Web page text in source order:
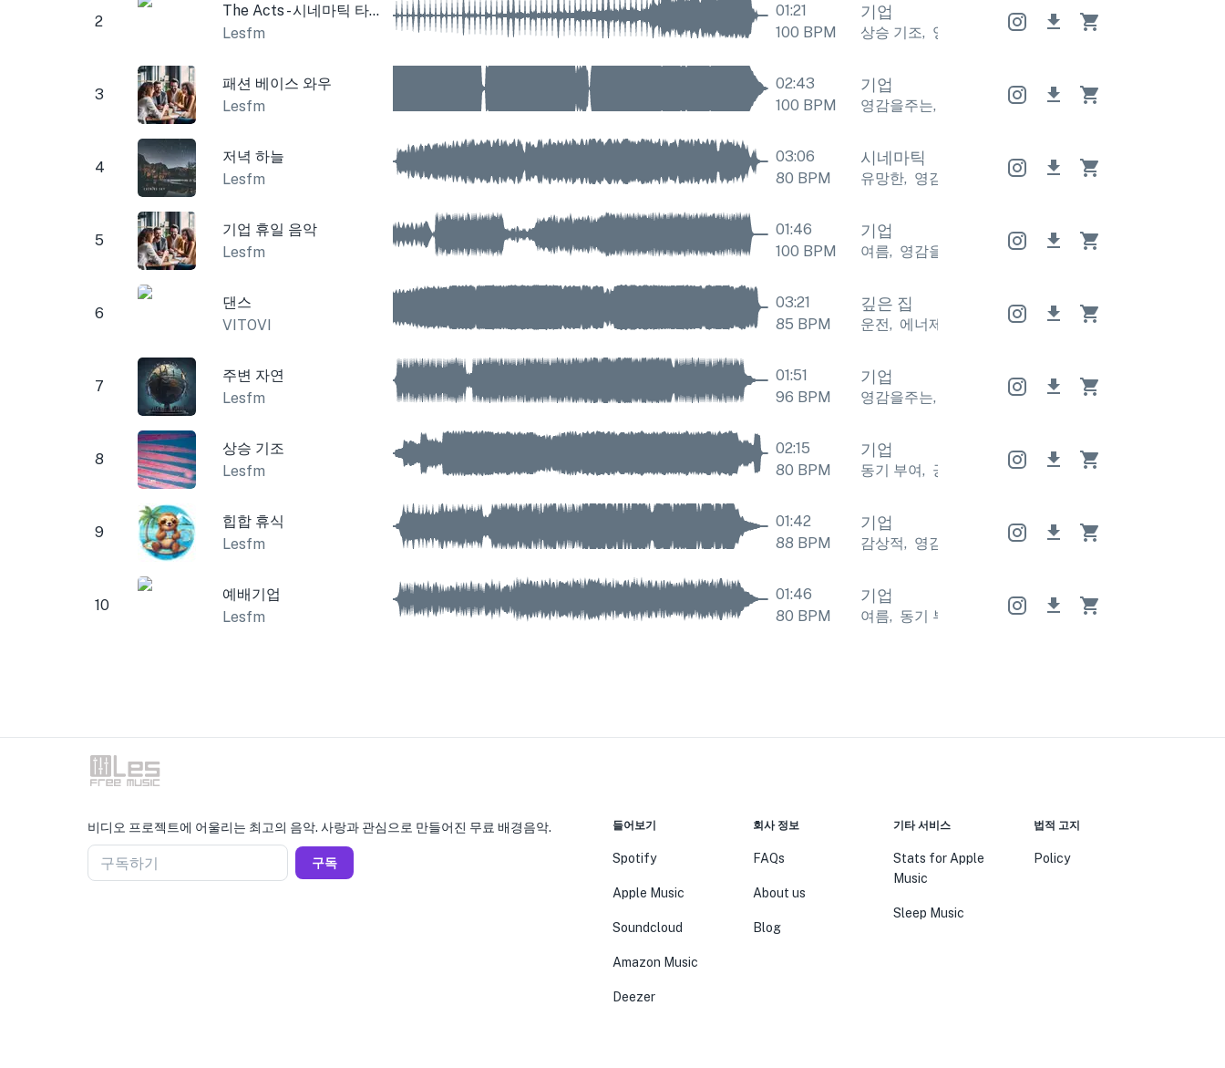
2
The Acts - 시네마틱 타임 패드
Lesfm
01:21
100 BPM
기업
상승 기조, 영감을주는 상승 기조 영감을주는
3
패션 베이스 와우
Lesfm
02:43
100 BPM
기업
영감을주는, 영감을주는, 긍정적인
4
저녁 하늘
Lesfm
03:06
80 BPM
시네마틱
유망한, 영감을주는 유망한 영감을주는
5
기업 휴일 음악
Lesfm
01:46
100 BPM
기업
여름, 영감을주는 여름, 영감을주는
6
댄스
VITOVI
03:21
85 BPM
깊은 집
운전, 에너제틱 에너제틱 운전
7
주변 자연
Lesfm
01:51
96 BPM
기업
영감을주는, 영감을주는, 긍정적인
8
상승 기조
Lesfm
02:15
80 BPM
기업
동기 부여, 긍정적인 동기 부여 긍정적인
9
힙합 휴식
Lesfm
01:42
88 BPM
기업
감상적, 영감을주는 감상적 영감을주는
10
예배기업
Lesfm
01:46
80 BPM
기업
여름, 동기 부여 동기 부여 여름
비디오 프로젝트에 어울리는 최고의 음악. 사랑과 관심으로 만들어진 무료 배경음악.
구독하기 구독
들어보기
Spotify
Apple Music
Soundcloud
Amazon Music
Deezer
회사 정보
FAQs
About us
Blog
기타 서비스
Stats for Apple
Music
Sleep Music
법적 고지
Policy